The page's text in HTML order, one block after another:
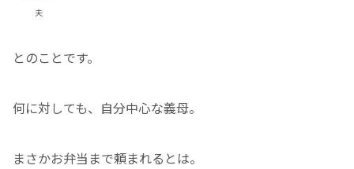
夫
とのことです。
何に対しても、自分中心な義母。
まさかお弁当まで頼まれるとは。